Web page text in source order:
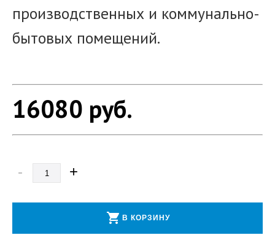
производственных и коммунально-
бытовых помещений.
16080 руб.
- +
shopping_cart В КОРЗИНУ